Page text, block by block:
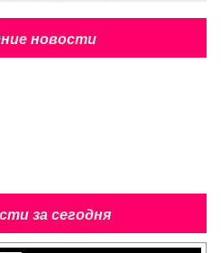
новости
за сегодня